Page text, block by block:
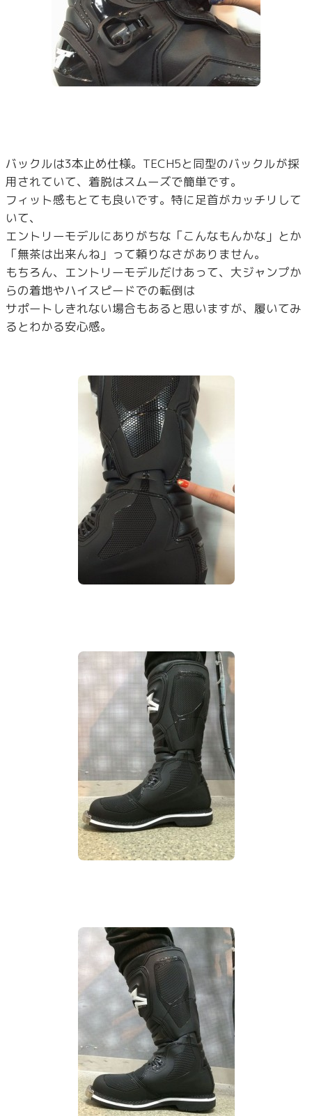
バックルは3本止め仕様。TECH5と同型のバックルが採
用されていて、着脱はスムーズで簡単です。
フィット感もとても良いです。特に足首がカッチリして
いて、
エントリーモデルにありがちな「こんなもんかな」とか
「無茶は出来んね」って頼りなさがありません。
もちろん、エントリーモデルだけあって、大ジャンプか
らの着地やハイスピードでの転倒は
サポートしきれない場合もあると思いますが、履いてみ
るとわかる安心感。